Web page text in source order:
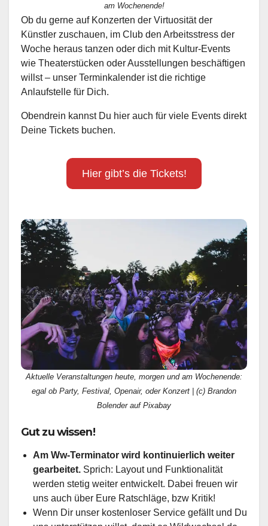
am Wochenende!
Ob du gerne auf Konzerten der Virtuosität der
Künstler zuschauen, im Club den Arbeitsstress der
Woche heraus tanzen oder dich mit Kultur-Events
wie Theaterstücken oder Ausstellungen beschäftigen
willst – unser Terminkalender ist die richtige
Anlaufstelle für Dich.
Obendrein kannst Du hier auch für viele Events direkt
Deine Tickets buchen.
Hier gibt’s die Tickets!
Aktuelle Veranstaltungen heute, morgen und am Wochenende:
egal ob Party, Festival, Openair, oder Konzert | (c) Brandon
Bolender auf Pixabay
Gut zu wissen!
Am Ww-Terminator wird kontinuierlich weiter
gearbeitet. Sprich: Layout und Funktionalität
werden stetig weiter entwickelt. Dabei freuen wir
uns auch über Eure Ratschläge, bzw Kritik!
Wenn Dir unser kostenloser Service gefällt und Du